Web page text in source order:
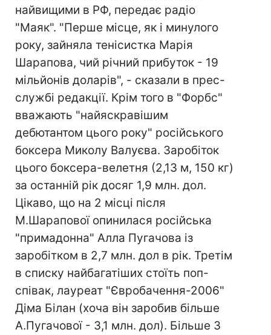
найвищими в РФ, передає радіо
"Маяк". "Перше місце, як і минулого
року, зайняла тенісистка Марія
Шарапова, чий річний прибуток - 19
мільйонів доларів", - сказали в прес-
службі редакції. Крім того в "Форбс"
вважають "найяскравішим
дебютантом цього року" російського
боксера Миколу Валуєва. Заробіток
цього боксера-велетня (2,13 м, 150 кг)
за останній рік досяг 1,9 млн. дол.
Цікаво, що на 2 місці після
М.Шарапової опинилася російська
"примадонна" Алла Пугачова із
заробітком в 2,7 млн. дол в рік. Третім
в списку найбагатіших стоїть поп-
співак, лауреат "Євробачення-2006"
Діма Білан (хоча він заробив більше
А.Пугачової - 3,1 млн. дол). Більше 3